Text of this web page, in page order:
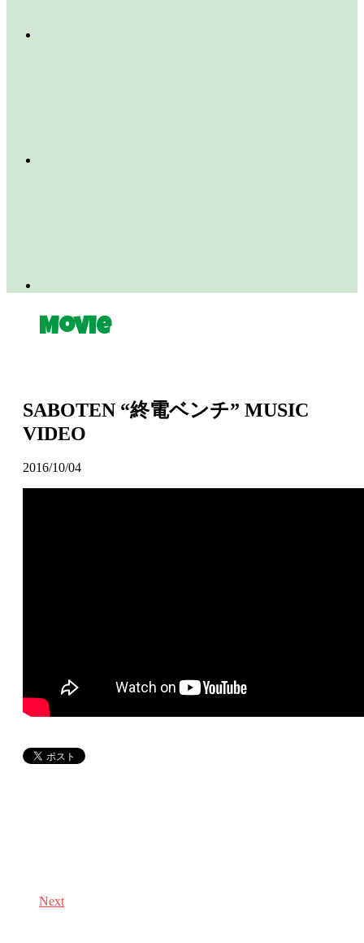
Movie
SABOTEN “終電ベンチ” MUSIC
VIDEO
2016/10/04
Next